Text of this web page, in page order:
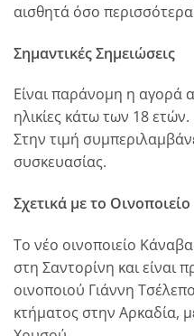
αισθητά όσο
Σημαντικές Σημειώσεις
Είναι παράνομη η αγορά
ηλικίες κάτω των 18 ετών.
Στην τιμή
συσκευασίας.
Σχετικά με το
Το νέο οινοποιείο
στη Σαντορίνη και είναι
οινοποιού Γιάννη
κτήματος στην Αρκαδία,